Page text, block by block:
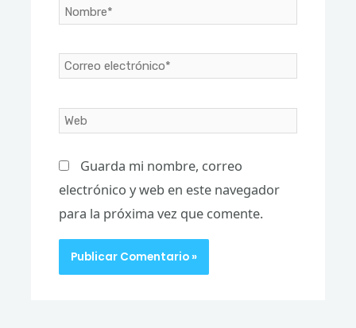
Correo
electrónico*
Web
Guarda mi nombre, correo
electrónico y web en este navegador
para la próxima vez que comente.